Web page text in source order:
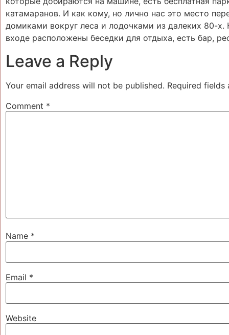
катамаранов. И как кому, но лично нас это место
домиками вокруг леса и лодочками из далеких 80-
входе расположены беседки для отдыха, есть бар,
Leave a Reply
Your email address will not be published. Required
Comment *
Name *
Email *
Website